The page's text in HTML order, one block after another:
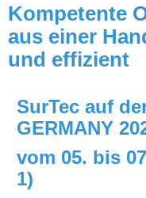
Kompetente
aus einer
und effizient
SurTec auf
GERMANY
vom 05. bis
1)